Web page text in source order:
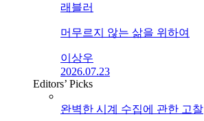
래블러
머무르지 않는 삶을 위하여
이상우
2026.07.23
Editors’ Picks
완벽한 시계 수집에 관한 고찰